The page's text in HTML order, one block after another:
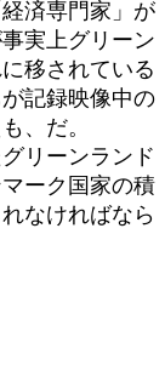
済専門家」が
実上グリーン
移されている
記録映像中の
、だ。
リーンランド
ーク国家の積
なければなら